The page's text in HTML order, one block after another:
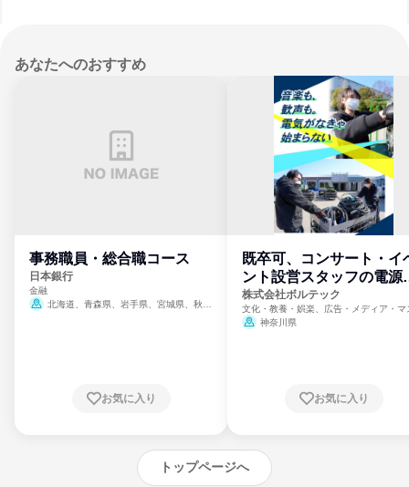
あなたへのおすすめ
事務職員・総合職コース
日本銀行
金融
北海道、青森県、岩手県、宮城県、秋田
崎県、熊本県、大分県、宮崎県、鹿児島県、
お気に入り
既卒可、コンサート・イ
ント設営スタッフの電源
門
株式会社ボルテック
文化・教養・娯楽、広告・メディア・マ
ミ、電力・ガス・水道・エネルギー
神奈川県
お気に入り
トップページへ